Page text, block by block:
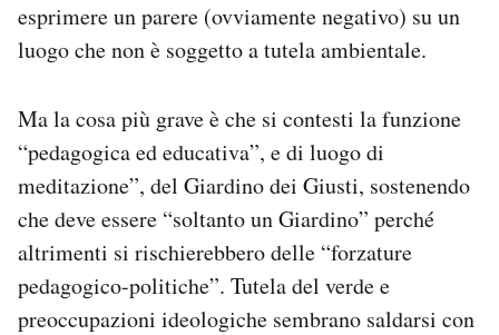
esprimere un parere (ovviamente negativo) su un
luogo che non è soggetto a tutela ambientale.
Ma la cosa più grave è che si contesti la funzione
“pedagogica ed educativa”, e di luogo di
meditazione”, del Giardino dei Giusti, sostenendo
che deve essere “soltanto un Giardino” perché
altrimenti si rischierebbero delle “forzature
pedagogico-politiche”. Tutela del verde e
preoccupazioni ideologiche sembrano saldarsi con